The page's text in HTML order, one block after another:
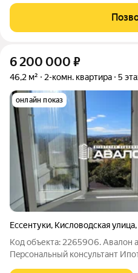
владельцу. Можно
6 200 000 ₽
46,2 м² 2-комн. квартира 5
онлайн показ
Ессентуки, Кисловодская улица,
Код объекта: 2265906. Авaлон
Пeрcонaльный конcультант